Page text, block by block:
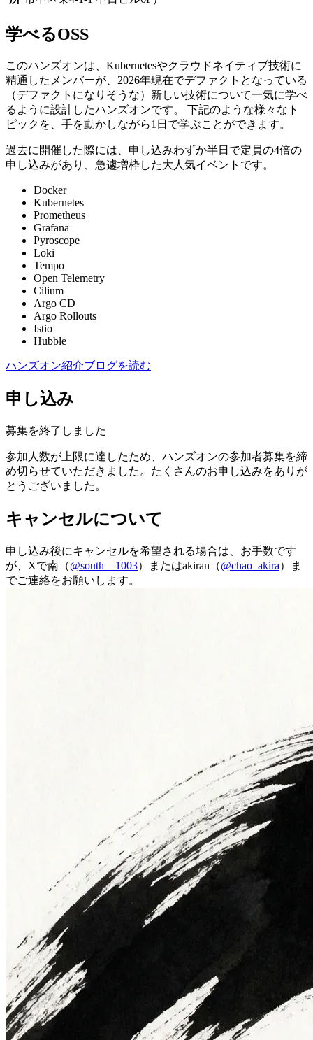
学べるOSS
このハンズオンは、Kubernetesやクラウドネイティブ技術に
精通したメンバーが、2026年現在でデファクトとなっている
（デファクトになりそうな）新しい技術について一気に学べ
るように設計したハンズオンです。 下記のような様々なト
ピックを、手を動かしながら1日で学ぶことができます。
過去に開催した際には、申し込みわずか半日で定員の4倍の
申し込みがあり、急遽増枠した大人気イベントです。
Docker
Kubernetes
Prometheus
Grafana
Pyroscope
Loki
Tempo
Open Telemetry
Cilium
Argo CD
Argo Rollouts
Istio
Hubble
ハンズオン紹介ブログを読む
申し込み
募集を終了しました
参加人数が上限に達したため、ハンズオンの参加者募集を締
め切らせていただきました。たくさんのお申し込みをありが
とうございました。
キャンセルについて
申し込み後にキャンセルを希望される場合は、お手数です
が、Xで南（@south__1003）またはakiran（@chao_akira）ま
でご連絡をお願いします。